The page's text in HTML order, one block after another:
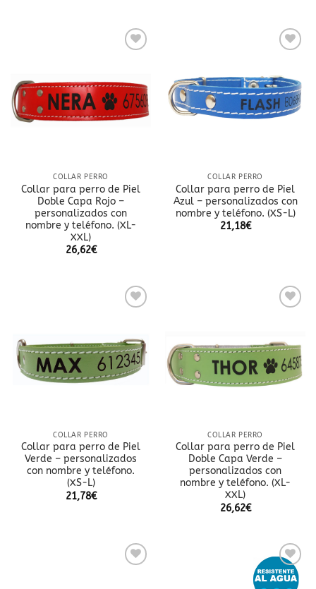
lista
de
deseos
COLLAR PERRO
Collar para perro de Piel
Doble Capa Rojo –
personalizados con
nombre y teléfono. (XL-
XXL)
26,62€
lista
de
deseos
COLLAR PERRO
Collar para perro de Piel
Azul – personalizados con
nombre y teléfono. (XS-L)
21,18€
lista
de
deseos
COLLAR PERRO
Collar para perro de Piel
Verde – personalizados
con nombre y teléfono.
(XS-L)
21,78€
de
deseos
COLLAR PERRO
Collar para perro de Piel
Doble Capa Verde –
personalizados con
nombre y teléfono. (XL-
XXL)
26,62€
Añadir
a la